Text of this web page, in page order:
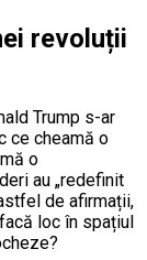
revoluții
Trump s-ar
ce cheamă o
o
au „redefinit
de afirmații,
loc în spațiul